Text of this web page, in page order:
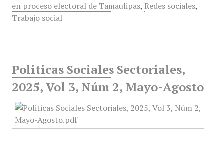
en proceso electoral de Tamaulipas, Redes sociales,
Trabajo social
Politicas Sociales Sectoriales,
2025, Vol 3, Núm 2, Mayo-Agosto